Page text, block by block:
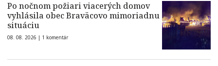
Po nočnom požiari viacerých domov
vyhlásila obec Braväcovo mimoriadnu
situáciu
08. 08. 2026 | 1 komentár